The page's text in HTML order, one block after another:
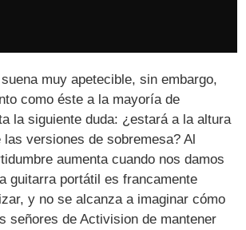
muy apetecible, sin embargo,
como éste a la mayoría de
la siguiente duda: ¿estará a la altura
las versiones de sobremesa? Al
aumenta cuando nos damos
guitarra portátil es francamente
y no se alcanza a imaginar cómo
señores de Activision de mantener